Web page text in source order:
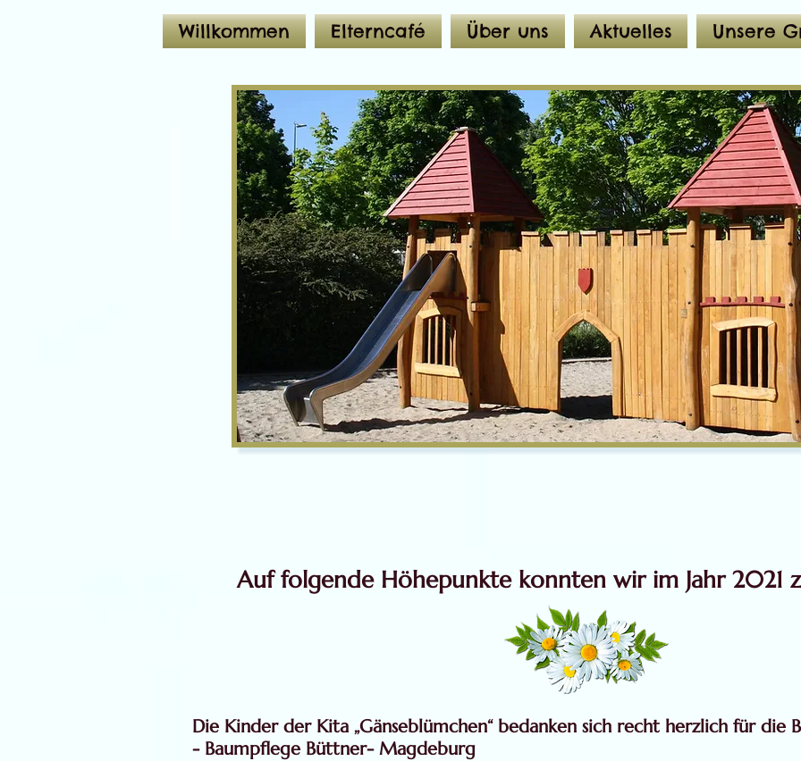
Willkommen Elterncafé Über uns Aktuelles Unsere
Auf folgende Höhepunkte konnten wir im Jahr 2021
Die Kinder der Kita „Gänseblümchen“ bedanken sich recht herzlich für die
- Baumpflege Büttner- Magdeburg